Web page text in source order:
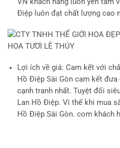
VN khách hàng luôn yên tâm
Điệp luôn đạt chất lượng cao
Lợi ích về giá: Cam kết với
Hồ Điệp Sài Gòn cam kết
cạnh tranh nhất. Tuyệt đối
Lan Hồ Điệp. Vì thế khi mua
Hồ Điệp Sài Gòn. com khách